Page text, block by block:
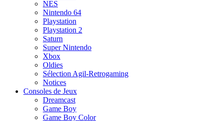
NES
Nintendo 64
Playstation
Playstation 2
Saturn
Super Nintendo
Xbox
Oldies
Sélection Agil-Retrogaming
Notices
Consoles de Jeux
Dreamcast
Game Boy
Game Boy Color